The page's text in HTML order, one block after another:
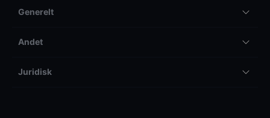
Generelt
Andet
Juridisk